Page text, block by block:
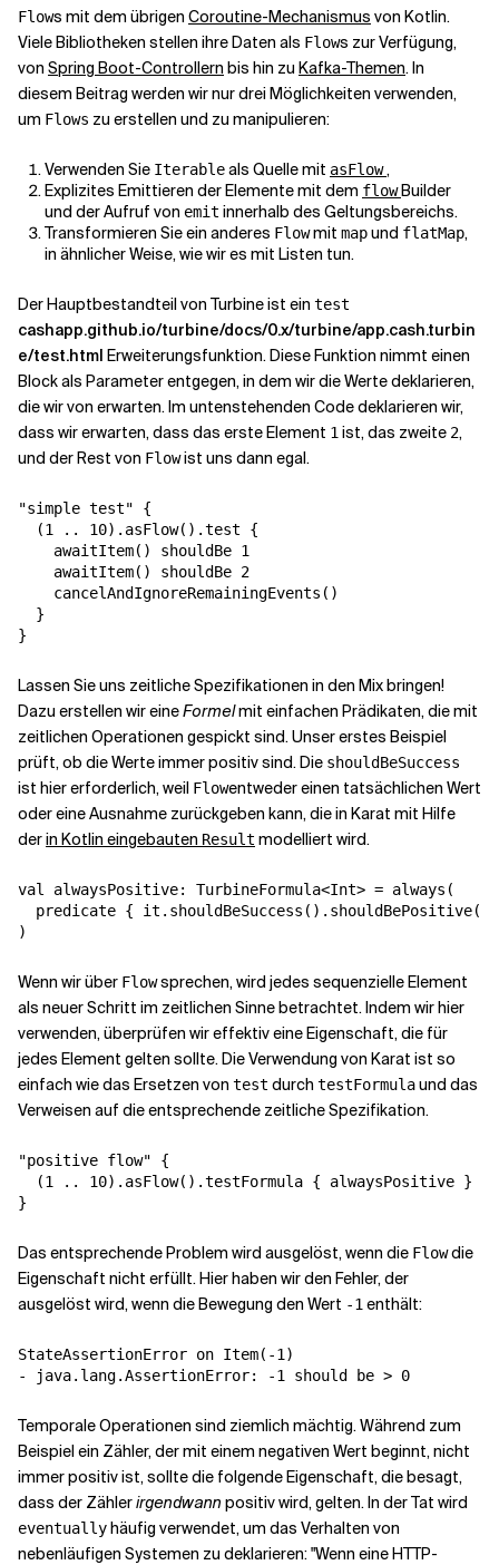
Flows mit dem übrigen Coroutine-Mechanismus von Kotlin.
Viele Bibliotheken stellen ihre Daten als Flows zur Verfügung,
von Spring Boot-Controllern bis hin zu Kafka-Themen. In
diesem Beitrag werden wir nur drei Möglichkeiten verwenden,
um Flows zu erstellen und zu manipulieren:
Verwenden Sie Iterableals Quelle mit asFlow,
Explizites Emittieren der Elemente mit dem flowBuilder
und der Aufruf von emit innerhalb des Geltungsbereichs.
Transformieren Sie ein anderes Flowmit mapund flatMap,
in ähnlicher Weise, wie wir es mit Listen tun.
Der Hauptbestandteil von Turbine ist ein test
cashapp.github.io/turbine/docs/0.x/turbine/app.cash.turbin
e/test.html Erweiterungsfunktion. Diese Funktion nimmt einen
Block als Parameter entgegen, in dem wir die Werte deklarieren,
die wir von erwarten. Im untenstehenden Code deklarieren wir,
dass wir erwarten, dass das erste Element 1 ist, das zweite 2,
und der Rest von Flowist uns dann egal.
"simple test" {
  (1 .. 10).asFlow().test {
    awaitItem() shouldBe 1
    awaitItem() shouldBe 2
    cancelAndIgnoreRemainingEvents()
  }
}
Lassen Sie uns zeitliche Spezifikationen in den Mix bringen!
Dazu erstellen wir eineFormelmit einfachen Prädikaten, die mit
zeitlichen Operationen gespickt sind. Unser erstes Beispiel
prüft, ob die Werte immer positiv sind. Die shouldBeSuccess
ist hier erforderlich, weil Flowentweder einen tatsächlichen Wert
oder eine Ausnahme zurückgeben kann, die in Karat mit Hilfe
derin Kotlin eingebauten Result modelliert wird.
val alwaysPositive: TurbineFormula<Int> = always(
predicate { it.shouldBeSuccess().shouldBePositive()
)
Wenn wir über Flowsprechen, wird jedes sequenzielle Element
als neuer Schritt im zeitlichen Sinne betrachtet. Indem wir hier
verwenden, überprüfen wir effektiv eine Eigenschaft, die für
jedes Element gelten sollte. Die Verwendung von Karat ist so
einfach wie das Ersetzen von test durch testFormulaund das
Verweisen auf die entsprechende zeitliche Spezifikation.
"positive flow" {
  (1 .. 10).asFlow().testFormula { alwaysPositive }
}
Das entsprechende Problem wird ausgelöst, wenn die Flowdie
Eigenschaft nicht erfüllt. Hier haben wir den Fehler, der
ausgelöst wird, wenn die Bewegung den Wert -1 enthält:
StateAssertionError on Item(-1)
- java.lang.AssertionError: -1 should be > 0
Temporale Operationen sind ziemlich mächtig. Während zum
Beispiel ein Zähler, der mit einem negativen Wert beginnt, nicht
immer positiv ist, sollte die folgende Eigenschaft, die besagt,
dass der Zählerirgendwann positiv wird, gelten. In der Tat wird
eventuallyhäufig verwendet, um das Verhalten von
nebenläufigen Systemen zu deklarieren: "Wenn eine HTTP-